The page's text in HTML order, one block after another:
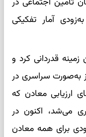
آمار تفکیکی
قدردانی کرد و
به‌صورت سراسری در
ارزیابی معادن که
می‌شد، اکنون در
برای همه معادن